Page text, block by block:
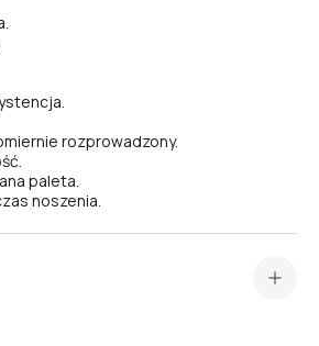
rozprowadzony.
paleta.
noszenia.